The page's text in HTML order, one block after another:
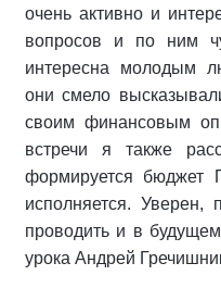
очень активно и
вопросов и по ним
интересна молодым
они смело
своим финансовым
встречи я также
формируется бюджет
исполняется.
проводить и в
урока Андрей